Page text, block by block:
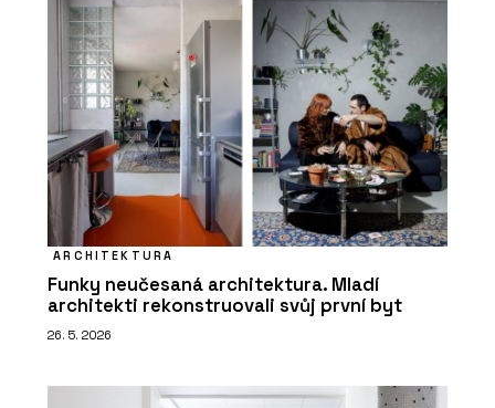
ARCHITEKTURA
Funky neučesaná architektura. Mladí
architekti rekonstruovali svůj první byt
26. 5. 2026